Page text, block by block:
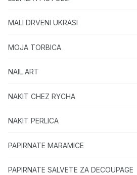
MALI DRVENI UKRASI
MOJA TORBICA
NAIL ART
NAKIT CHEZ RYCHA
NAKIT PERLICA
PAPIRNATE MARAMICE
PAPIRNATE SALVETE ZA DECOUPAGE